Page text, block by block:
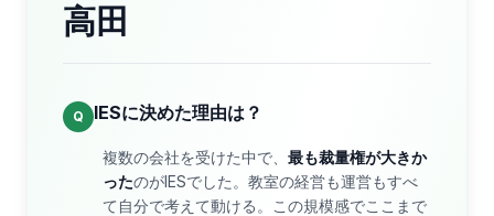
高田
Q IESに決めた理由は？
複数の会社を受けた中で、 最も裁量権が大きか
ったのがIESでした。教室の経営も運営もすべ
て自分で考えて動ける。この規模感でここまで